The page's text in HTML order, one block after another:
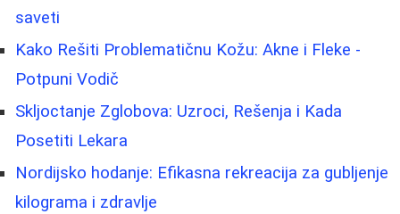
saveti
Kako Rešiti Problematičnu Kožu: Akne i Fleke -
Potpuni Vodič
Skljoctanje Zglobova: Uzroci, Rešenja i Kada
Posetiti Lekara
Nordijsko hodanje: Efikasna rekreacija za gubljenje
kilograma i zdravlje